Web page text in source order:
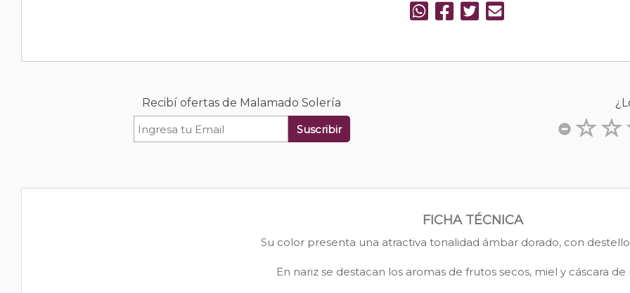
Recibí ofertas de Malamado Solería
Suscribir
FICHA TÉCNICA
Su color presenta una atractiva tonalidad ámbar dorado, con
En nariz se destacan los aromas de frutos secos, miel y cáscara de